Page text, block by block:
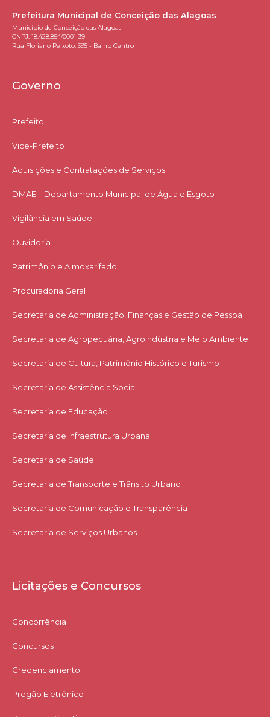
Prefeitura Municipal de Conceição das Alagoas
Município de Conceição das Alagoas
CNPJ: 18.428.854/0001-39
Rua Floriano Peixoto, 395 - Bairro Centro
Governo
Prefeito
Vice-Prefeito
Aquisições e Contratações de Serviços​
DMAE – Departamento Municipal de Água e Esgoto
Vigilância em Saúde
Ouvidoria
Patrimônio e Almoxarifado
Procuradoria Geral
Secretaria de Administração, Finanças e Gestão de Pessoal
Secretaria de Agropecuária, Agroindústria e Meio Ambiente
Secretaria de Cultura, Patrimônio Histórico e Turismo
Secretaria de Assistência Social
Secretaria de Educação
Secretaria de Infraestrutura Urbana
Secretaria de Saúde
Secretaria de Transporte e Trânsito Urbano
Secretaria de Comunicação e Transparência
Secretaria de Serviços Urbanos
Licitações e Concursos
Concorrência
Concursos
Credenciamento
Pregão Eletrônico